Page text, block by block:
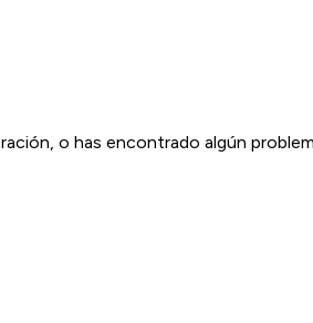
o has encontrado algún